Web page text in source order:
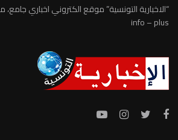
“الاخبارية التونسية” موقع الكتروني اخباري
info – plus